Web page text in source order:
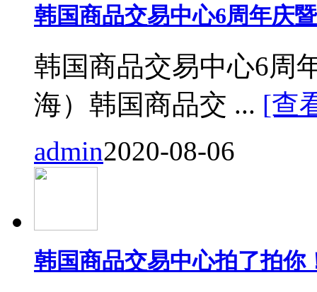
韩国商品交易中心6周年庆
韩国商品交易中心6周
海）韩国商品交 ... [查
admin2020-08-06
韩国商品交易中心拍了拍你